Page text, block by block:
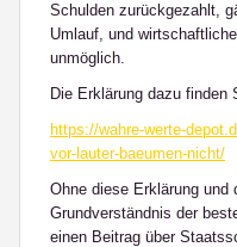
Schulden zurückgezahlt,
Umlauf, und
unmöglich.
Die Erklärung dazu finden
https://wahre-werte-
vor-lauter-baeumen-nicht/
Ohne diese Erklärung und
Grundverständnis der
einen Beitrag über